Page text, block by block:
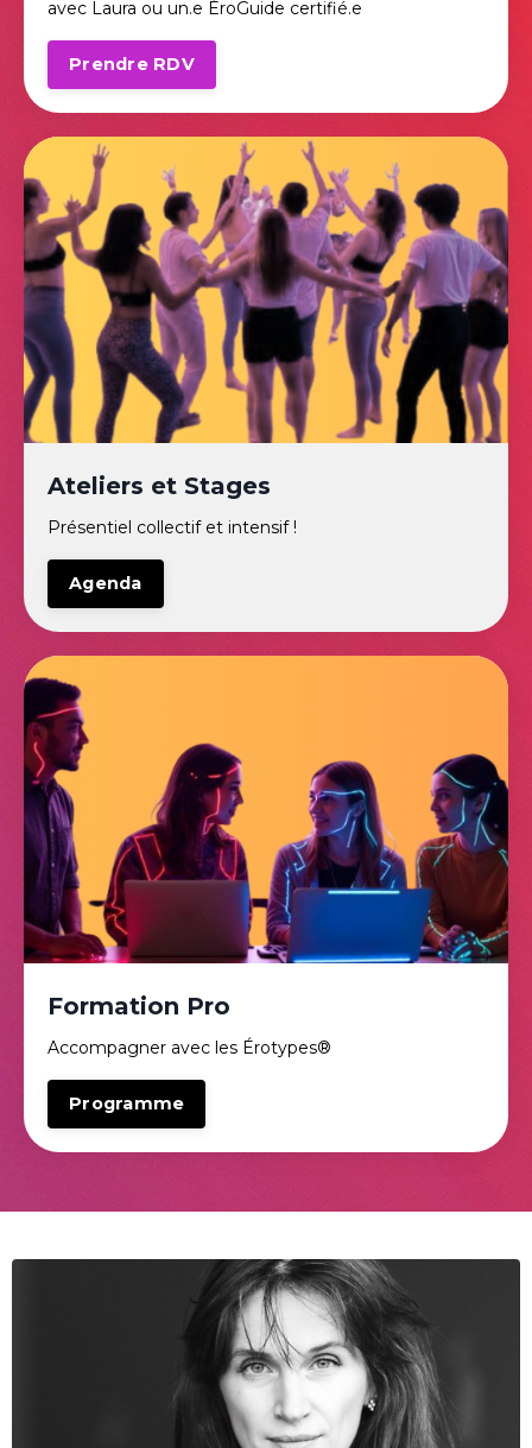
avec Laura ou un.e ÉroGuide certifié.e
Prendre RDV
Ateliers et Stages
Présentiel collectif et intensif !
Agenda
Formation Pro
Accompagner avec les Érotypes®
Programme